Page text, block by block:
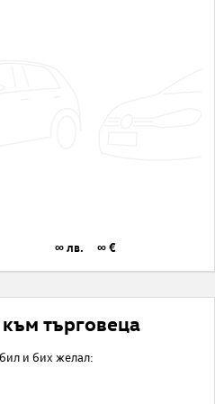
∞ лв. ∞ €
търговеца
и бих желал: